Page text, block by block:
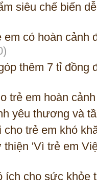
siêu chế biến
em có hoàn cảnh
thêm 7 tỉ đồng
trẻ em hoàn
yêu thương và
trẻ em khó
'Vì trẻ em
cho sức khỏe